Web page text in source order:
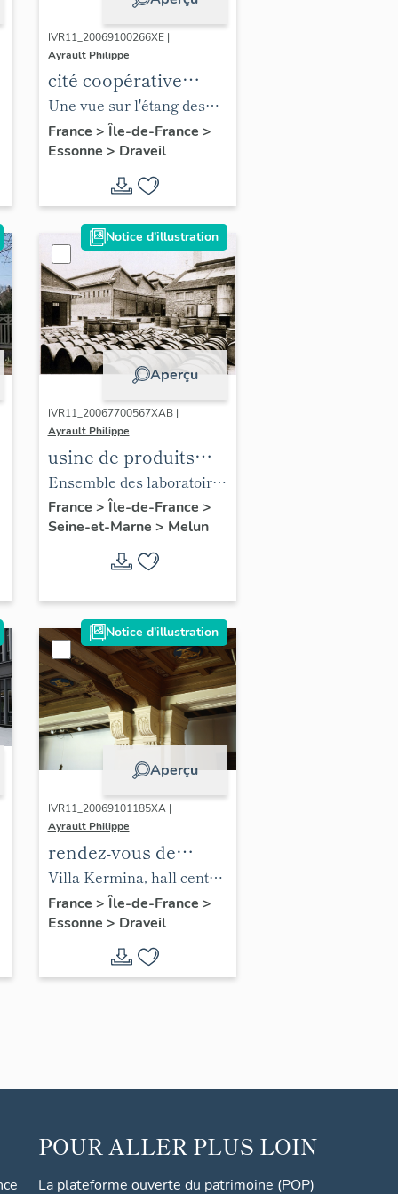
IVR11_20069100266XE |
Ayrault Philippe
cité coopérative
Paris-Jardins
Une vue sur l'étang des
Platanes.
France > Île-de-France >
Essonne > Draveil
Notice d'illustration
Aperçu
IVR11_20067700567XAB |
Ayrault Philippe
usine de produits
pharmaceutiques
Vernin
Ensemble des laboratoires
à extraits. Plaquette éditée
par les Laboratoires
galéniques Vernin vers
archéologique de Melun)
France > Île-de-France >
Seine-et-Marne > Melun
Notice d'illustration
Aperçu
IVR11_20069101185XA |
Ayrault Philippe
rendez-vous de
chasse dit Villa
Kermina,
actuellement
sanatorium des
Cheminots
Villa Kermina, hall central
: détail des corbeaux
jumeaux formant
entablement et supportant
l'une des doubles poutres
France > Île-de-France >
Essonne > Draveil
POUR ALLER PLUS LOIN
La plateforme ouverte du patrimoine (POP)